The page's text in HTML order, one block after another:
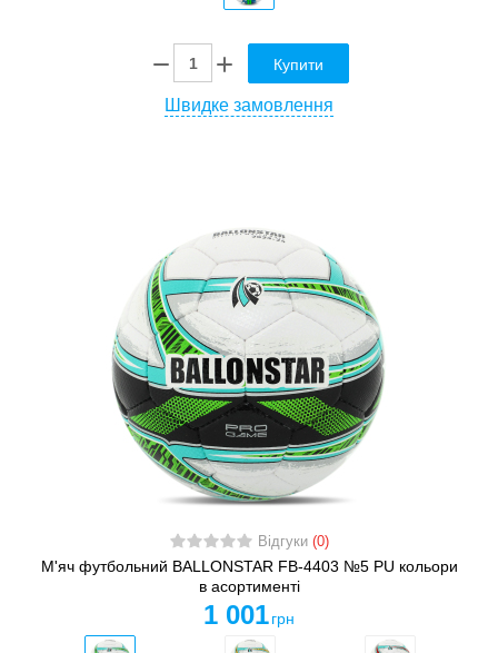
Купити
Швидке замовлення
Відгуки (0)
М'яч футбольний BALLONSTAR FB-4403 №5 PU кольори
в асортименті
1 001 грн